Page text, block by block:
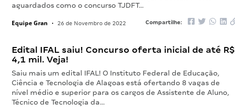
aguardados como o concurso TJDFT…
Equipe Gran • 26 de Novembro de 2022 Compartilhe:
Edital IFAL saiu! Concurso oferta inicial de até R$
4,1 mil. Veja!
Saiu mais um edital IFAL! O Instituto Federal de Educação,
Ciência e Tecnologia de Alagoas está ofertando 8 vagas de
nível médio e superior para os cargos de Assistente de Aluno,
Técnico de Tecnologia da…